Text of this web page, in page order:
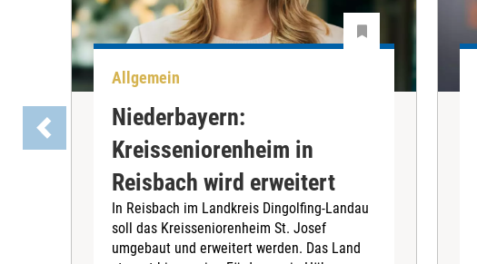
Allgemein
Niederbayern:
Kreisseniorenheim in
Reisbach wird erweitert
In Reisbach im Landkreis Dingolfing-Landau
soll das Kreisseniorenheim St. Josef
umgebaut und erweitert werden. Das Land